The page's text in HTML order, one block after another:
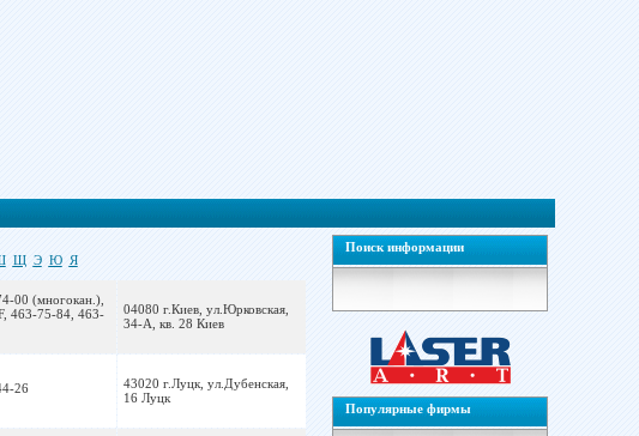
Щ Э Ю Я
00 (многокан.),
463-75-84, 463-
04080 г.Киев, ул.Юрковская,
34-А, кв. 28 Киев
26
43020 г.Луцк, ул.Дубенская,
16 Луцк
Поиск информации
Популярные фирмы